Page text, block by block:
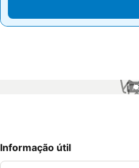
1 /
Informação útil